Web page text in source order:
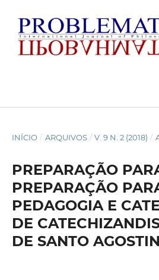
INÍCIO / ARQUIVOS / V. 9 N. 2 (2018) /
PREPARAÇÃO
PREPARAÇÃO
PEDAGOGIA E
DE
DE SANTO